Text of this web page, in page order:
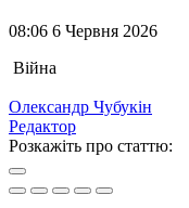
08:06 6 Червня 2026
Війна
Олександр Чубукін
Редактор
Розкажіть про статтю: